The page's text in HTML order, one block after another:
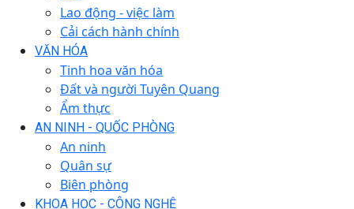
Lao động - việc làm
Cải cách hành chính
VĂN HÓA
Tinh hoa văn hóa
Đất và người Tuyên Quang
Ẩm thực
AN NINH - QUỐC PHÒNG
An ninh
Quân sự
Biên phòng
KHOA HỌC - CÔNG NGHỆ